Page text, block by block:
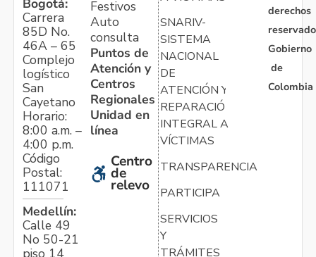
Bogotá:
Carrera
85D No.
46A – 65
Complejo
logístico
San
Cayetano
Horario:
8:00 a.m. –
4:00 p.m.
Código
Postal:
111071
Medellín:
Calle 49
No 50-21
Festivos
Auto
consulta
Puntos de
Atención y
Centros
Regionales
Unidad en
línea
Centro
de
relevo
SNARIV-
SISTEMA
NACIONAL
DE
ATENCIÓN Y
REPARACIÓN
INTEGRAL A
VÍCTIMAS
TRANSPARENCIA
PARTICIPA
SERVICIOS
Y
TRÁMITES
derechos
Gobierno
de
Colombia